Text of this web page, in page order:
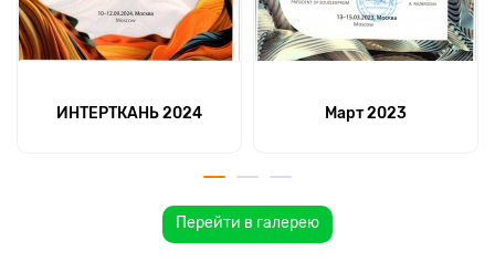
ИНТЕРТКАНЬ 2024 Март 2023
Перейти в галерею